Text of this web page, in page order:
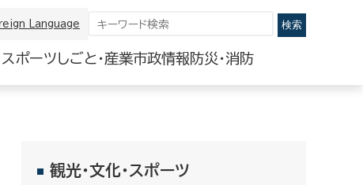
Language
スポーツしごと・産業市政情報 防災・消防
観光・文化・スポーツ